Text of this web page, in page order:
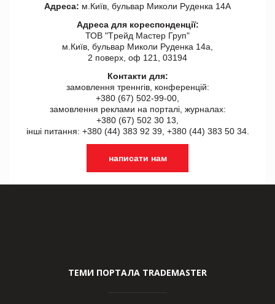
Адреса: м.Київ, бульвар Миколи Руденка 14А
Адреса для кореспонденції:
ТОВ "Tрейд Мастер Груп"
м.Київ, бульвар Миколи Руденка 14а,
2 поверх, оф 121, 03194
Контакти для:
замовлення треннгів, конференцій:
+380 (67) 502-99-00,
замовлення реклами на порталі, журналах:
+380 (67) 502 30 13,
інші питання: +380 (44) 383 92 39, +380 (44) 383 50 34.
написати нам
ТЕМИ ПОРТАЛА TRADEMASTER